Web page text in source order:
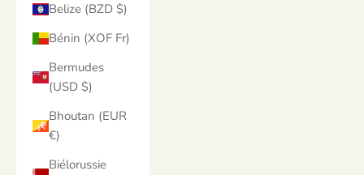
Belize (BZD $)
Bénin (XOF Fr)
Bermudes
(USD $)
Bhoutan (EUR
€)
Biélorussie